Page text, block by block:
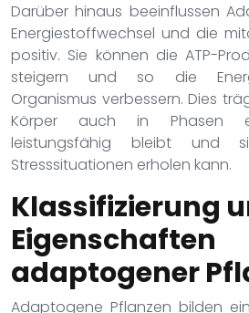
Darüber hinaus beeinflussen
Energiestoffwechsel und die
positiv. Sie können die ATP-
steigern und so die
Organismus verbessern. Dies
Körper auch in Phasen
leistungsfähig bleibt und
Stresssituationen erholen kann.
Klassifizierung
Eigenschaften
adaptogener
Adaptogene Pflanzen bilden